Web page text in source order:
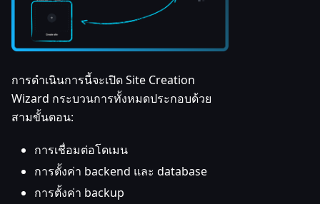
การดำเนินการนี้จะเปิด Site Creation
Wizard กระบวนการทั้งหมดประกอบด้วย
สามขั้นตอน:
การเชื่อมต่อโดเมน
การตั้งค่า backend และ database
การตั้งค่า backup